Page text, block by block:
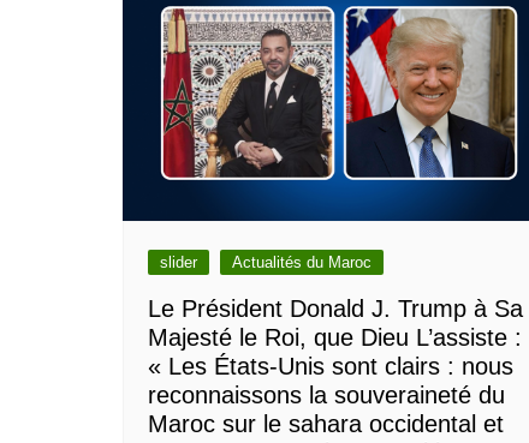
slider Actualités du Maroc
Le Président Donald J. Trump à Sa
Majesté le Roi, que Dieu L’assiste :
« Les États-Unis sont clairs : nous
reconnaissons la souveraineté du
Maroc sur le sahara occidental et